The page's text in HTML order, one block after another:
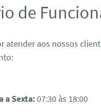
de
atender aos nossos
a Sexta:07:30 às 18:00